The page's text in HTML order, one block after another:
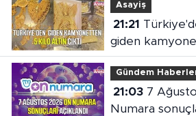
Asayiş
21:21
giden
çıktı
Gündem
21:037 Ağustos 2026 On
Numara